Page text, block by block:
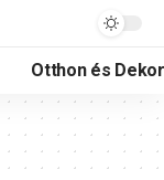
Otthon és